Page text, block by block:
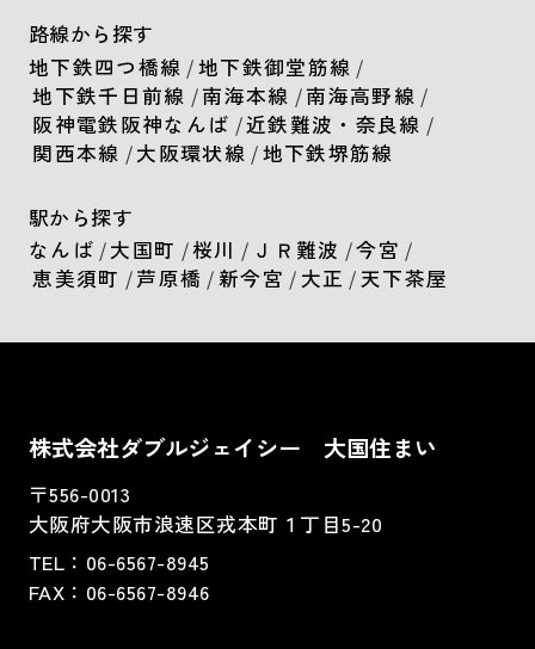
路線から探す
地下鉄四つ橋線 /地下鉄御堂筋線 /
地下鉄千日前線 /南海本線 /南海高野線 /
阪神電鉄阪神なんば /近鉄難波・奈良線 /
関西本線 /大阪環状線 /地下鉄堺筋線
駅から探す
なんば /大国町 /桜川 / ＪＲ難波 /今宮 /
恵美須町 /芦原橋 /新今宮 / 大正 /天下茶屋
株式会社ダブルジェイシー 大国住まい
〒556-0013
大阪府大阪市浪速区戎本町１丁目5-20
TEL： 06-6567-8945
FAX：06-6567-8946